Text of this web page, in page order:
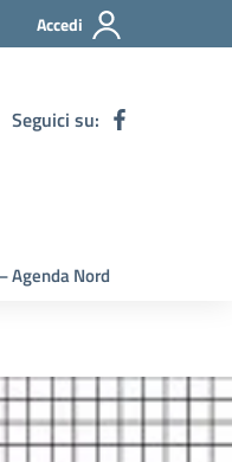
Accedi
Seguici su:
Agenda Nord